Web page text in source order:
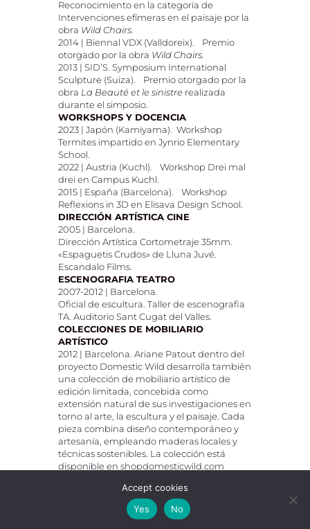
Reconocimiento en la categoría de
Intervenciones efímeras en el paisaje por la
obra Wild Chairs.
2014 | Biennal VDX (Valldoreix). Premio
otorgado por la obra Wild Chairs.
2013 | SID’S. Symposium International
Sculpture (Suiza). Premio otorgado por la
obra La Beauté et le sinistre realizada
durante el simposio.
WORKSHOPS Y DOCENCIA
2023 | Japón (Kamiyama). Workshop
Termites impartido en Jynrio Elementary
School.
2022 | Austria (Kuchl). Workshop Drei mal
drei en Campus Kuchl.
2015 | España (Barcelona). Workshop
Reflexions in 3D en Elisava Design School.
DIRECCIÓN ARTÍSTICA CINE
2005 | Barcelona.
Dirección Artística Cortometraje 35mm.
«Espaguetis Crudos» de Lluna Juvé.
Escandalo Films.
ESCENOGRAFIA TEATRO
2007-2012 | Barcelona.
Oficial de escultura. Taller de escenografia
TA. Auditorio Sant Cugat del Valles.
COLECCIONES DE MOBILIARIO
ARTÍSTICO
2012 | Barcelona. Ariane Patout dentro del
proyecto Domestic Wild desarrolla también
una colección de mobiliario artístico de
edición limitada, concebida como
extensión natural de sus investigaciones en
torno al arte, la escultura y el paisaje. Cada
pieza combina diseño contemporáneo y
artesanía, empleando maderas locales y
técnicas sostenibles. La colección está
disponible en shopdomesticwild.com
© 2025 Ariane Patout — All rights reserved
Cookie Policy
|Terms and Privacy
Accept cookies
Yes
No